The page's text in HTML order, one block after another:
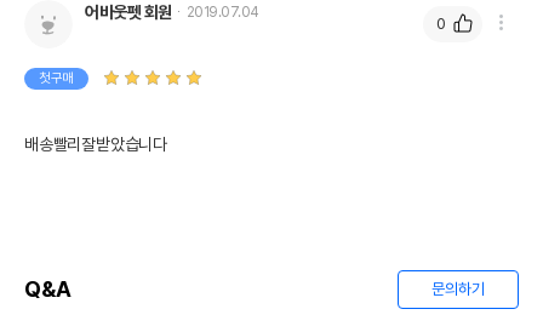
어바웃펫 회원 2019.07.04
첫구매
배송빨리잘받았습니다
0
Q&A 문의하기